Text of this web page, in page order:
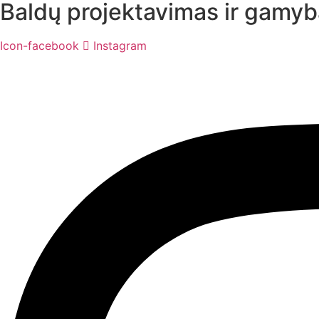
Baldų projektavimas ir
Icon-facebook Instagram